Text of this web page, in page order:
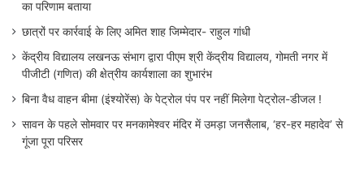
का परिणाम बताया
छात्रों पर कार्रवाई के लिए अमित शाह जिम्मेदार- राहुल गांधी
केंद्रीय विद्यालय लखनऊ संभाग द्वारा पीएम श्री केंद्रीय विद्यालय, गोमती नगर में
पीजीटी (गणित) की क्षेत्रीय कार्यशाला का शुभारंभ
बिना वैध वाहन बीमा (इंश्योरेंस) के पेट्रोल पंप पर नहीं मिलेगा पेट्रोल-डीजल !
सावन के पहले सोमवार पर मनकामेश्वर मंदिर में उमड़ा जनसैलाब, ‘हर-हर महादेव’ से
गूंजा पूरा परिसर